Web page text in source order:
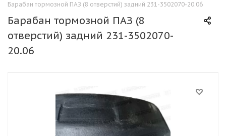
Барабан тормозной ПАЗ (8 отверстий) задний 231-3502070-20.06
Барабан тормозной ПАЗ (8
отверстий) задний 231-3502070-
20.06